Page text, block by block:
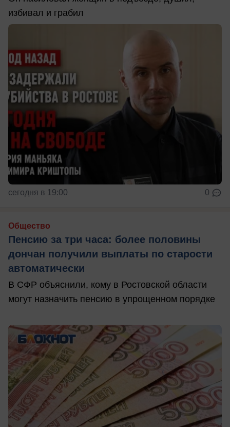
избивал и грабил
сегодня в 19:00 0
Общество
Пенсию за три часа: более половины
дончан получили выплаты по старости
автоматически
В СФР объяснили, кому в Ростовской области
могут назначить пенсию в упрощенном порядке